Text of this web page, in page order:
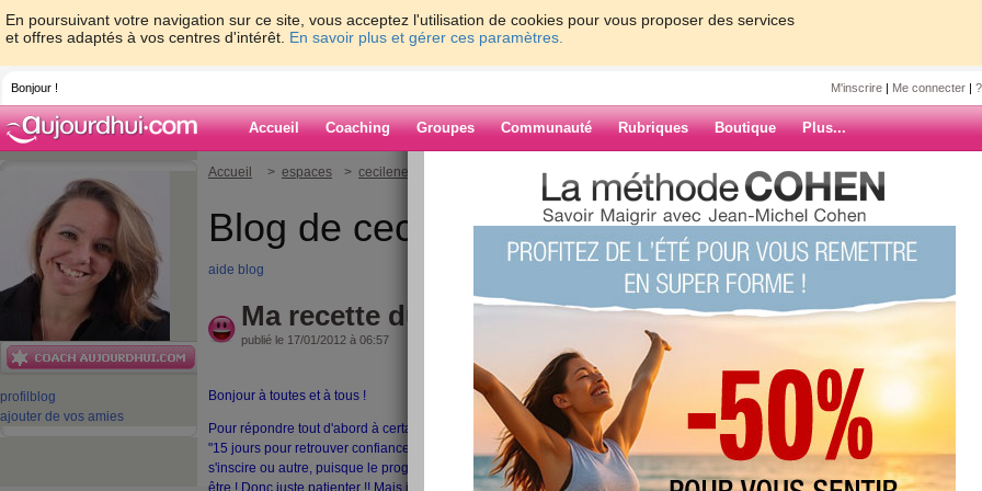
En poursuivant votre navigation sur ce site, vous acceptez l'utilisation de cookies pour vous proposer des services
et offres adaptés à vos centres d'intérêt. En savoir plus et gérer ces paramètres.
Bonjour ! M'inscrire | Me connecter |
Accueil Coaching Groupes Communauté Rubriques Boutique Plus...
profil blog
ajouter de vos amies
Accueil > espaces > cecileneuville > Ma recette du bonheur !
Blog de cecileneuville
aide blog
Ma recette du bonheur !
publié le 17/01/2012 à 06:57
Bonjour à toutes et à tous !
Pour répondre tout d'abord à certaines de vos questions, concernant le programme
"15 jours pour retrouver confiance en soi", pour le moment, il n'y a rien à faire pour
s'inscire ou autre, puisque le programme sera lancé à l'occasion du Salon du Bien-
être ! Donc juste patienter !! Mais j'ai bien noté toutes les personnes intéressées et
ARCHIVES